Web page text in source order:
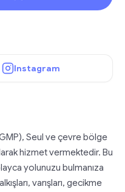
Instagram
Seul ve çevre bölge
hizmet vermektedir. Bu
yolunuzu bulmanıza
varışları, gecikme